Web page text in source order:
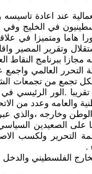
عند اعادة
في الخليج
هاما ومتميزا في
وتقرير المصير
مجازا ببرنامج
لكل تجمع من تجمعات
تقريبا .الور
والعامه وعدد من
وخارجه ،والذي
هاما على الصعيدين
التحرير ولكسب
.
الفلسطيني